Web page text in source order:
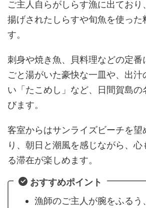
ご主人自らがしらす漁に出ており
揚げされたしらすや旬魚を使った
す。
刺身や焼き魚、貝料理などの定
ごと湯がいた豪快な一皿や、出汁
い「たこめし」など、日間賀島の
びます。
客室からはサンライズビーチを望
り、朝日と潮風を感じながら、
る滞在が楽しめます。
おすすめポイント
漁師のご主人が腕をふるう